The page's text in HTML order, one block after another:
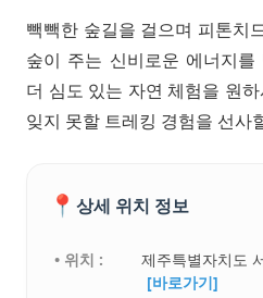
빽빽한 숲길을 걸으며 피톤치
숲이 주는 신비로운 에너지
더 심도 있는 자연 체험을 원
잊지 못할 트레킹 경험을 선사
📍 상세 위치 정보
• 위치 :
제주특별자치도
[바로가기]